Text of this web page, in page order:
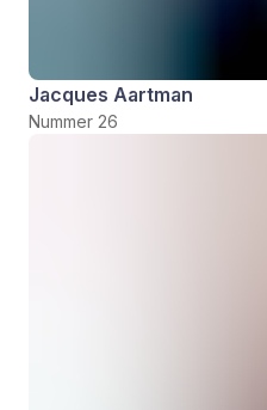
Jacques Aartman
Nummer 26